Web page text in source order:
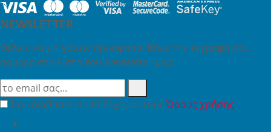
NEWSLETTER
Θέλεις να μη χάνεις προσφορά; Κάνε την εγγραφή σου
σήμερα στη λίστα του newsletter μας!
Έχω διαβάσει κι αποδέχομαι τουςΌρους χρήσης